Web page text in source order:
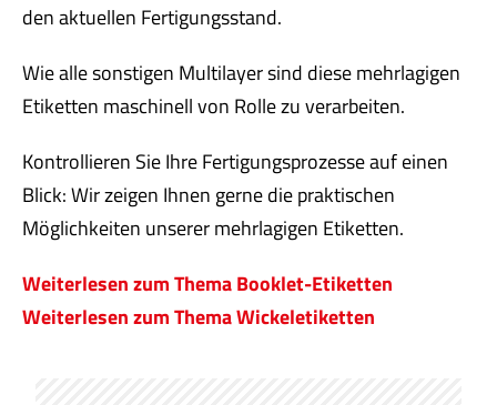
den aktuellen Fertigungsstand.
Wie alle sonstigen Multilayer sind diese mehrlagigen
Etiketten maschinell von Rolle zu verarbeiten.
Kontrollieren Sie Ihre Fertigungsprozesse auf einen
Blick: Wir zeigen Ihnen gerne die praktischen
Möglichkeiten unserer mehrlagigen Etiketten.
Weiterlesen zum Thema Booklet-Etiketten
Weiterlesen zum Thema Wickeletiketten